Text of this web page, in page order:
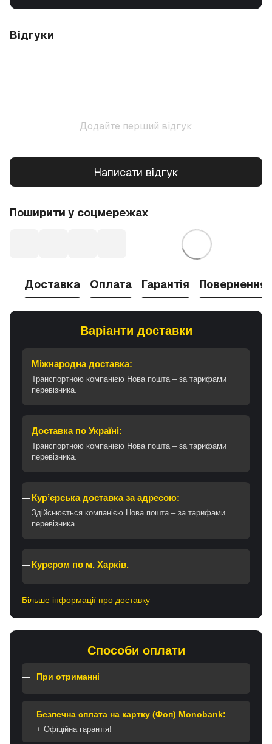
Відгуки
Додайте перший відгук
Написати відгук
Поширити у соцмережах
Доставка Оплата Гарантія Повернення
Варіанти доставки
Міжнародна доставка:
Транспортною компанією Нова пошта – за тарифами
перевізника.
Доставка по Україні:
Транспортною компанією Нова пошта – за тарифами
перевізника.
Кур’єрська доставка за адресою:
Здійснюється компанією Нова пошта – за тарифами
перевізника.
Курєром по м. Харків.
Більше інформації про доставку
Способи оплати
При отриманні
Безпечна сплата на картку (Фоп) Monobank:
+ Офіційна гарантія!